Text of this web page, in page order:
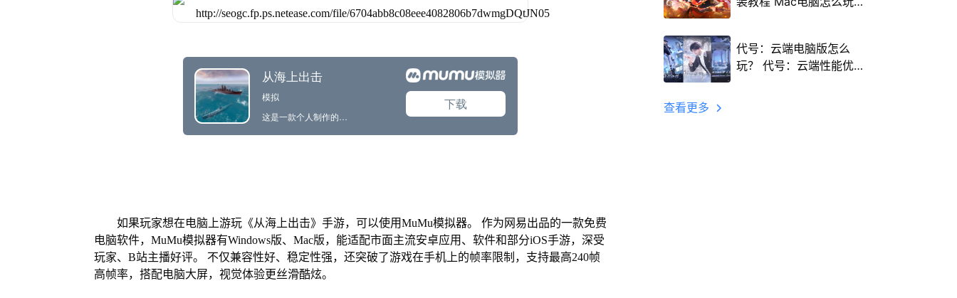
如果玩家想在电脑上游玩《从海上出击》手游，可以使用MuMu模拟器。 作为网易出品的一款免费
电脑软件，MuMu模拟器有Windows版、Mac版，能适配市面主流安卓应用、软件和部分iOS手游，深受
玩家、B站主播好评。 不仅兼容性好、稳定性强，还突破了游戏在手机上的帧率限制，支持最高240帧
高帧率，搭配电脑大屏，视觉体验更丝滑酷炫。
代号：云端电脑版怎么
玩？ 代号：云端性能优
查看更多